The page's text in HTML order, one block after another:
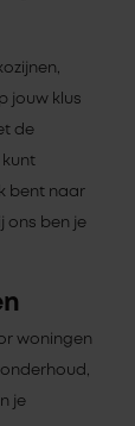
jouw klus
de
kunt
bent naar
ons ben je
woningen
je